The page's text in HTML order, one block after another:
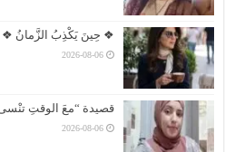
❖ حِينَ يَكْذِبُ الزَّمانُ ❖
2026-08-06
قصيدة “معَ الوقتِ
2026-08-06